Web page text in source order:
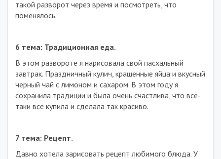
такой разворот через время и посмотреть, что
поменялось.
6 тема: Традиционная еда.
В этом развороте я нарисовала свой пасхальный
завтрак. Праздничный кулич, крашенные яйца и вкусный
черный чай с лимоном и сахаром. В этом году я
сохранила традиции и была очень счастлива, что все-
таки все купила и сделала так красиво.
7 тема: Рецепт.
Давно хотела зарисовать рецепт любимого блюда. У